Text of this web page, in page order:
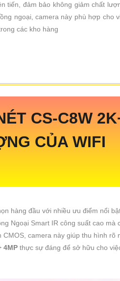
tiến, đảm bảo không giảm chất
ngoại, camera này phù hợp cho
các kho hàng
CS-C8W
CỦA WIFI
hàng đầu với nhiều ưu điểm nổi
Ngoại Smart IR công suất cao mà
camera này giúp thu hình rõ
4MP thực sự đáng để sở hữu cho